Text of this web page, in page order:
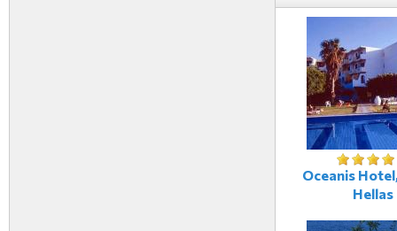
Oceanis
Hellas